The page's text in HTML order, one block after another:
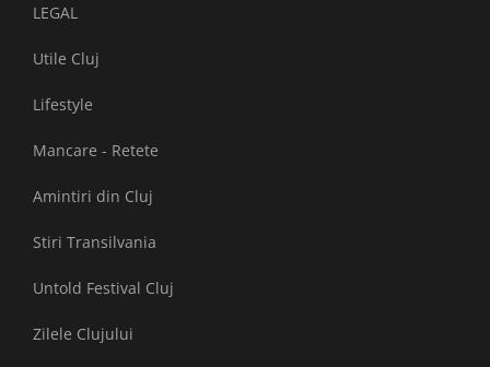
LEGAL
Utile Cluj
Lifestyle
Mancare - Retete
Amintiri din Cluj
Stiri Transilvania
Untold Festival Cluj
Zilele Clujului